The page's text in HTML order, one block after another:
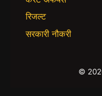
रिजल्ट
सरकारी नौकरी
©